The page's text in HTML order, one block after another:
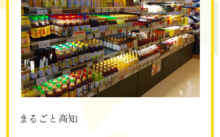
まるごと高知